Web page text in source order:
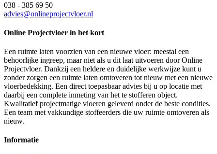
038 - 385 69 50
advies@onlineprojectvloer.nl
Online Projectvloer in het kort
Een ruimte laten voorzien van een nieuwe vloer: meestal een
behoorlijke ingreep, maar niet als u dit laat uitvoeren door Online
Projectvloer. Dankzij een heldere en duidelijke werkwijze kunt u
zonder zorgen een ruimte laten omtoveren tot nieuw met een nieuwe
vloerbedekking. Een direct toepasbaar advies bij u op locatie met
daarbij een complete inmeting van het te stofferen object.
Kwalitatief projectmatige vloeren geleverd onder de beste condities.
Een team met vakkundige stoffeerders die uw ruimte omtoveren als
nieuw.
Informatie